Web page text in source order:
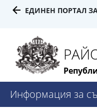
ЕДИНЕН ПОРТАЛ
Информация за